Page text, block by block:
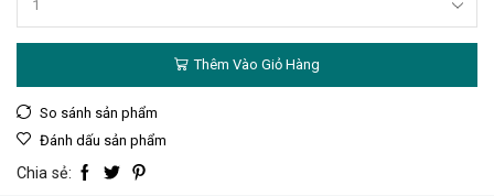
Thêm Vào Giỏ Hàng
So sánh sản phẩm
Đánh dấu sản phẩm
Chia sẻ: